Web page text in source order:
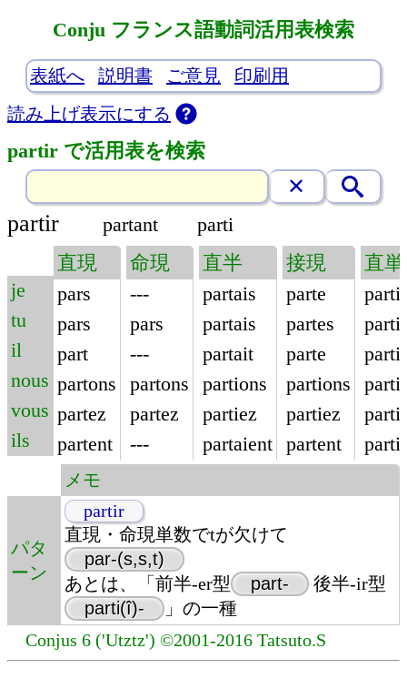
Conju フランス語動詞活用表検索
表紙へ 説明書 ご意見
印刷用
読み上げ表示にする
partir で活用表を検索
partir partant parti
je
tu
il
nous
vous
ils
直現
pars
pars
part
partons
partez
partent
命現
---
pars
---
partons
partez
---
直半
partais
partais
partait
partions
partiez
partaient
接現
parte
partes
parte
partions
partiez
partent
直
メモ
パタ
ーン
partir
直現・命現単数でtが欠けて
par-(s,s,t)
あとは、「前半-er型
part-
後半-ir型
parti(î)-
」の一種
Conjus 6 ('Utztz') ©2001-2016 Tatsuto.S